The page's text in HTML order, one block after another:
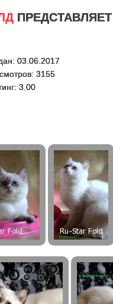
ПРЕДСТАВЛЯЕТ
03.06.2017
3155
3.00